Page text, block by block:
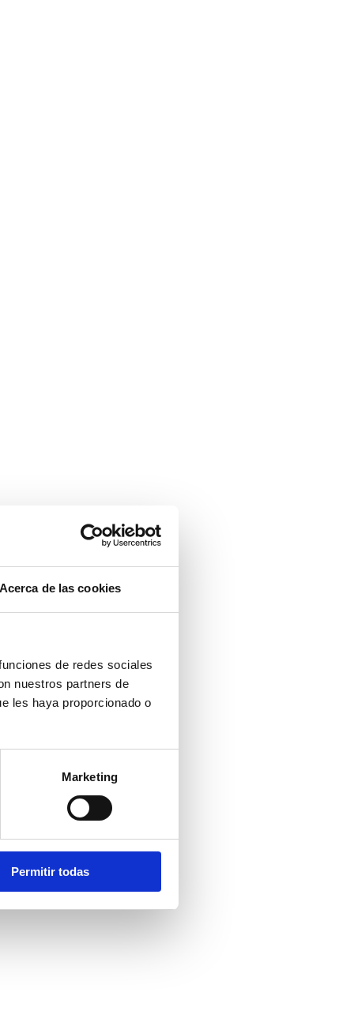
de las cookies
de redes sociales
nuestros partners de
les haya proporcionado o
Marketing
Permitir todas